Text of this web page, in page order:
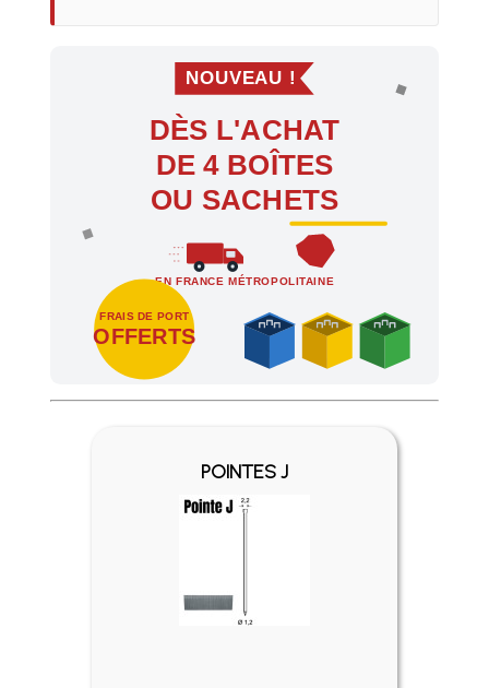
NOUVEAU !
DÈS L'ACHAT
DE 4 BOÎTES
OU SACHETS
EN FRANCE MÉTROPOLITAINE
FRAIS DE PORT
OFFERTS
Profitez des Frais de port offerts en France
POINTES J